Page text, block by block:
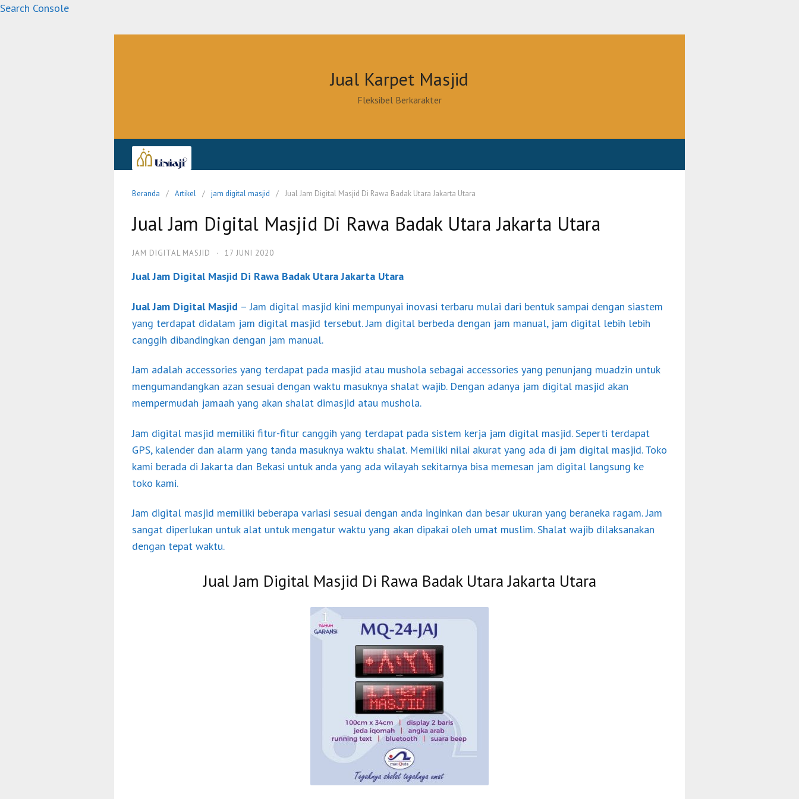
Search ConsoleLangsung
Jual Karpet Masjid
Fleksibel Berkarakter
Beranda Artikel jam digital masjid Jual Jam Digital Masjid Di Rawa Badak Utara Jakarta Utara
Jual Jam Digital Masjid Di Rawa Badak Utara Jakarta Utara
JAM DIGITAL MASJID · 17 JUNI 2020
Jual Jam Digital Masjid Di Rawa Badak Utara Jakarta Utara
Jual Jam Digital Masjid – Jam digital masjid kini mempunyai inovasi terbaru mulai dari bentuk sampai dengan siastem
yang terdapat didalam jam digital masjid tersebut. Jam digital berbeda dengan jam manual, jam digital lebih lebih
canggih dibandingkan dengan jam manual.
Jam adalah accessories yang terdapat pada masjid atau mushola sebagai accessories yang penunjang muadzin untuk
mengumandangkan azan sesuai dengan waktu masuknya shalat wajib. Dengan adanya jam digital masjid akan
mempermudah jamaah yang akan shalat dimasjid atau mushola.
Jam digital masjid memiliki fitur-fitur canggih yang terdapat pada sistem kerja jam digital masjid. Seperti terdapat
GPS, kalender dan alarm yang tanda masuknya waktu shalat. Memiliki nilai akurat yang ada di jam digital masjid. Toko
kami berada di Jakarta dan Bekasi untuk anda yang ada wilayah sekitarnya bisa memesan jam digital langsung ke
toko kami.
Jam digital masjid memiliki beberapa variasi sesuai dengan anda inginkan dan besar ukuran yang beraneka ragam. Jam
sangat diperlukan untuk alat untuk mengatur waktu yang akan dipakai oleh umat muslim. Shalat wajib dilaksanakan
dengan tepat waktu.
Jual Jam Digital Masjid Di Rawa Badak Utara Jakarta Utara